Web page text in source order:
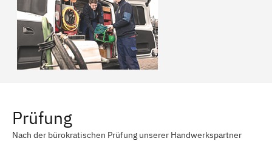
Prüfung
Nach der bürokratischen Prüfung unserer Handwerkspartner